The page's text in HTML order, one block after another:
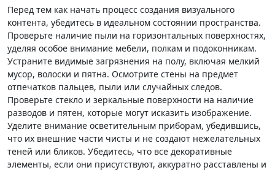
Перед тем как начать процесс создания визуального
контента, убедитесь в идеальном состоянии пространства.
Проверьте наличие пыли на горизонтальных поверхностях,
уделяя особое внимание мебели, полкам и подоконникам.
Устраните видимые загрязнения на полу, включая мелкий
мусор, волоски и пятна. Осмотрите стены на предмет
отпечатков пальцев, пыли или случайных следов.
Проверьте стекло и зеркальные поверхности на наличие
разводов и пятен, которые могут исказить изображение.
Уделите внимание осветительным приборам, убедившись,
что их внешние части чисты и не создают нежелательных
теней или бликов. Убедитесь, что все декоративные
элементы, если они присутствуют, аккуратно расставлены и